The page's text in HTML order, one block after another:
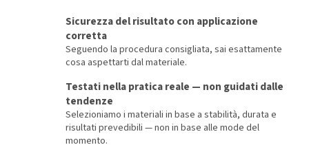
Sicurezza del risultato con applicazione
corretta
Seguendo la procedura consigliata, sai esattamente
cosa aspettarti dal materiale.
Testati nella pratica reale — non guidati dalle
tendenze
Selezioniamo i materiali in base a stabilità, durata e
risultati prevedibili — non in base alle mode del
momento.